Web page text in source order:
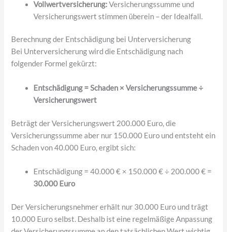
Vollwertversicherung:Versicherungssumme und
Versicherungswert stimmen überein – der Idealfall.
Berechnung der Entschädigung bei Unterversicherung
Bei Unterversicherung wird die Entschädigung nach
folgender Formel gekürzt:
Entschädigung = Schaden × Versicherungssumme ÷
Versicherungswert
Beträgt der Versicherungswert 200.000 Euro, die
Versicherungssumme aber nur 150.000 Euro und entsteht ein
Schaden von 40.000 Euro, ergibt sich:
Entschädigung = 40.000 € × 150.000 € ÷ 200.000 € =
30.000 Euro
Der Versicherungsnehmer erhält nur 30.000 Euro und trägt
10.000 Euro selbst. Deshalb ist eine regelmäßige Anpassung